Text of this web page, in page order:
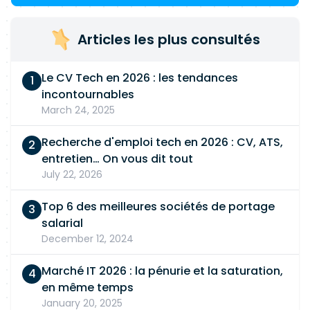
Articles les plus consultés
Le CV Tech en 2026 : les tendances
incontournables
March 24, 2025
Recherche d'emploi tech en 2026 : CV, ATS,
entretien… On vous dit tout
July 22, 2026
Top 6 des meilleures sociétés de portage
salarial
December 12, 2024
Marché IT 2026 : la pénurie et la saturation,
en même temps
January 20, 2025